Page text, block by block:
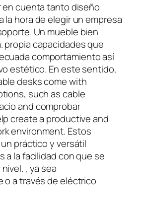
en cuenta tanto diseño
la hora de elegir un empresa
Un mueble bien
propia capacidades que
comportamiento así
estético. En este sentido,
desks come with
such as cable
and comprobar
create a productive and
environment. Estos
práctico y versátil
a la facilidad con que se
, ya sea
o a través de eléctrico